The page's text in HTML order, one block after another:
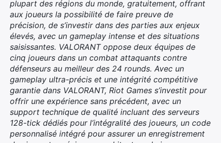
plupart des régions du monde, gratuitement, offrant
aux joueurs la possibilité de faire preuve de
précision, de s’investir dans des parties aux enjeux
élevés, avec un gameplay intense et des situations
saisissantes. VALORANT oppose deux équipes de
cinq joueurs dans un combat attaquants contre
défenseurs au meilleur des 24 rounds. Avec un
gameplay ultra-précis et une intégrité compétitive
garantie dans VALORANT, Riot Games s’investit pour
offrir une expérience sans précédent, avec un
support technique de qualité incluant des serveurs
128-tick dédiés pour l’intégralité des joueurs, un code
personnalisé intégré pour assurer un enregistrement